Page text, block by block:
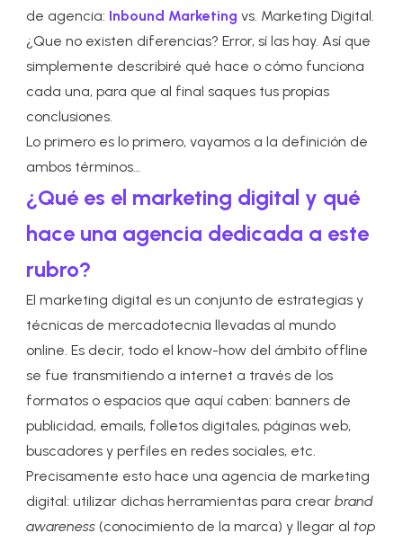
de agencia: Inbound Marketing vs. Marketing Digital.
¿Que no existen diferencias? Error, sí las hay. Así que
simplemente describiré qué hace o cómo funciona
cada una, para que al final saques tus propias
conclusiones.
Lo primero es lo primero, vayamos a la definición de
ambos términos…
¿Qué es el marketing digital y qué
hace una agencia dedicada a este
rubro?
El marketing digital es un conjunto de estrategias y
técnicas de mercadotecnia llevadas al mundo
online. Es decir, todo el know-how del ámbito offline
se fue transmitiendo a internet a través de los
formatos o espacios que aquí caben: banners de
publicidad, emails, folletos digitales, páginas web,
buscadores y perfiles en redes sociales, etc.
Precisamente esto hace una agencia de marketing
digital: utilizar dichas herramientas para crearbrand
awareness (conocimiento de la marca) y llegar altop